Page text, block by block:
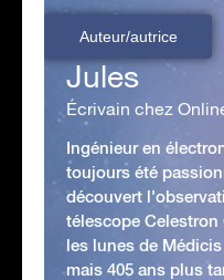
Auteur/autrice
Jules
Écrivain chez
Ingénieur en
toujours été
découvert
télescope Celestron
les lunes de
mais 405 ans plus